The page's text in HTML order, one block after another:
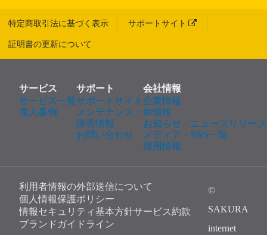
特定商取引法に基づく表示 サポートサイト
証明書の更新について
サービス
サービス一覧
導入事例
サポート
サポートサイト
メンテナンス・
障害情報
お問い合わせ
会社情報
企業情報
IR情報
お知らせ・ニュースリリース
メディア・SNS一覧
採用情報
利用者情報の外部送信について
個人情報保護ポリシー
情報セキュリティ基本方針サービス約款
ブランドガイドライン
©
SAKURA
internet